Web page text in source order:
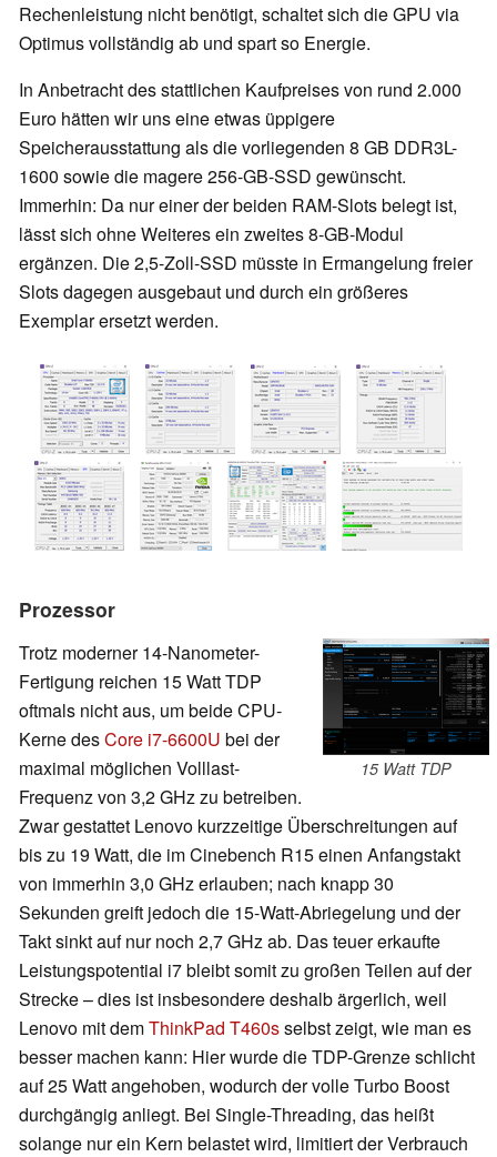
Rechenleistung nicht benötigt, schaltet sich die GPU via
Optimus vollständig ab und spart so Energie.
In Anbetracht des stattlichen Kaufpreises von rund 2.000
Euro hätten wir uns eine etwas üppigere
Speicherausstattung als die vorliegenden 8 GB DDR3L-
1600 sowie die magere 256-GB-SSD gewünscht.
Immerhin: Da nur einer der beiden RAM-Slots belegt ist,
lässt sich ohne Weiteres ein zweites 8-GB-Modul
ergänzen. Die 2,5-Zoll-SSD müsste in Ermangelung freier
Slots dagegen ausgebaut und durch ein größeres
Exemplar ersetzt werden.
Prozessor
15 Watt TDP
Trotz moderner 14-Nanometer-
Fertigung reichen 15 Watt TDP
oftmals nicht aus, um beide CPU-
Kerne desCore i7-6600U bei der
maximal möglichen Volllast-
Frequenz von 3,2 GHz zu betreiben.
Zwar gestattet Lenovo kurzzeitige Überschreitungen auf
bis zu 19 Watt, die im Cinebench R15 einen Anfangstakt
von immerhin 3,0 GHz erlauben; nach knapp 30
Sekunden greift jedoch die 15-Watt-Abriegelung und der
Takt sinkt auf nur noch 2,7 GHz ab. Das teuer erkaufte
Leistungspotential i7 bleibt somit zu großen Teilen auf der
Strecke – dies ist insbesondere deshalb ärgerlich, weil
Lenovo mit demThinkPad T460sselbst zeigt, wie man es
besser machen kann: Hier wurde die TDP-Grenze schlicht
auf 25 Watt angehoben, wodurch der volle Turbo Boost
durchgängig anliegt. Bei Single-Threading, das heißt
solange nur ein Kern belastet wird, limitiert der Verbrauch